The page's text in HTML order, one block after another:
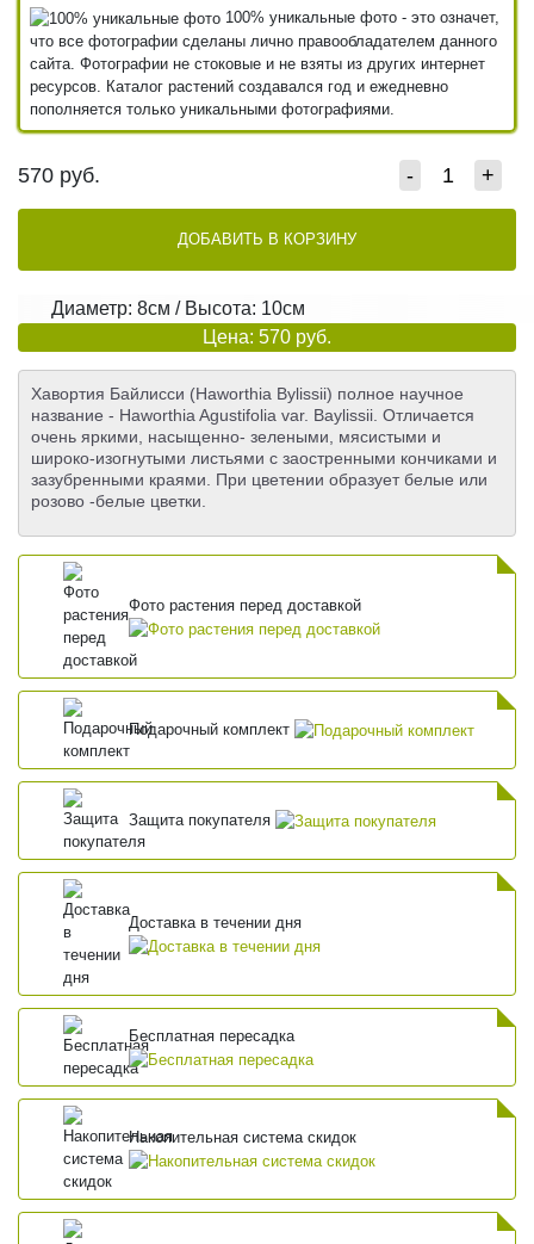
100% уникальные фото - это означет,
что все фотографии сделаны лично правообладателем данного
сайта. Фотографии не стоковые и не взяты из других интернет
ресурсов. Каталог растений создавался год и ежедневно
пополняется только уникальными фотографиями.
570 руб. - +
ДОБАВИТЬ В КОРЗИНУ
Диаметр: 8см / Высота: 10см
Цена: 570 руб.
Хавортия Байлисси (Haworthia Bylissii) полное научное
название - Haworthia Agustifolia var. Baylissii. Отличается
очень яркими, насыщенно- зелеными, мясистыми и
широко-изогнутыми листьями с заостренными кончиками и
зазубренными краями. При цветении образует белые или
розово -белые цветки.
Фото растения перед доставкой
Подарочный комплект
Защита покупателя
Доставка в течении дня
Бесплатная пересадка
Накопительная система скидок